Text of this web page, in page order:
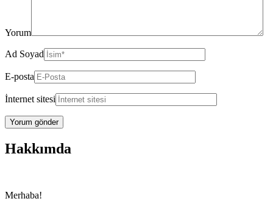
Yorum
Ad Soyad
E-posta
İnternet sitesi
Hakkımda
Merhaba!